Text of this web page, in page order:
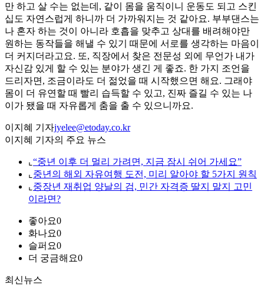
만 하고 살 수는 없는데, 같이 몸을 움직이니 운동도 되고 스킨
십도 자연스럽게 하니까 더 가까워지는 것 같아요. 부부댄스는
나 혼자 하는 것이 아니라 호흡을 맞추고 상대를 배려해야만
원하는 동작들을 해낼 수 있기 때문에 서로를 생각하는 마음이
더 커지더라고요. 또, 직장에서 찾은 전문성 외에 무언가 내가
자신감 있게 할 수 있는 분야가 생긴 게 좋죠. 한 가지 조언을
드리자면, 조금이라도 더 젊었을 때 시작했으면 해요. 그래야
몸이 더 유연할 때 빨리 습득할 수 있고, 진짜 즐길 수 있는 나
이가 됐을 때 자유롭게 춤을 출 수 있으니까요.
이지혜 기자jyelee@etoday.co.kr
이지혜 기자의 주요 뉴스
⌞ “중년 이후 더 멀리 가려면, 지금 잠시 쉬어 가세요”
⌞ 중년의 해외 자유여행 도전, 미리 알아야 할 5가지 원칙
⌞ 중장년 재취업 양날의 검, 민간 자격증 딸지 말지 고민
이라면?
좋아요0
화나요0
슬퍼요0
더 궁금해요0
최신뉴스